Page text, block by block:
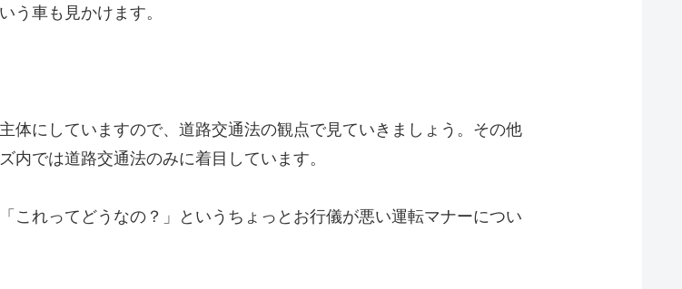
う車も見かけます。
体にしていますので、道路交通法の観点で見ていきましょう。その他
では道路交通法のみに着目しています。
これってどうなの？」というちょっとお行儀が悪い運転マナーについ